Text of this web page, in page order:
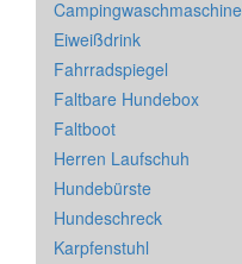
Campingwaschmaschine
Eiweißdrink
Fahrradspiegel
Faltbare Hundebox
Faltboot
Herren Laufschuh
Hundebürste
Hundeschreck
Karpfenstuhl